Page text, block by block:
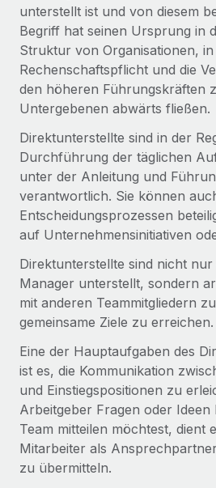
Globales Onboarding und
Freelancer:innen
PEO
Auslagern von komplexen HR-
INFRASTRUKTUR
Remote Embedded
Nahtlose Integration der HR in
Plattform
Integrierte HR-Kernfunktionen
Verknüpfen
Neu
Verknüpfung beliebiger KI-
MCP
Prozessoptimierung mit
Tools
DIENSTLEISTUNGEN
Frag unsere Expert:innen
Hilfe von Expert:innen für
WACHSTUMSPHASE
Startups
Agile HR- und Payroll-
Unternehmen
Mittelstand
Maßgeschneiderte HR-
vergrößern
Enterprise
Globale HR für Konzerne und
PARTNER WERDEN
Strategische
Plattform
Partner werden
Entdecke die Möglichkeiten
Demnächst
Beratung zu Integrationen und
Gesamtbeschäftigungskosten
Honorarzahlungen
Informationen zu möglichen
Abwicklungsfristen für globale
LERNEN MIT REMOTE
Forschung und Leitfäden
Fallstudien
HR-Glossar
Checklisten und Vorlagen
Bibliothek für
Events
Newsroom
Informationen zu Gehältern
Insights Center
Nederlands
Français
Deutsch
Español
Português (Portugal)
日本語
한국어
中文（简体）
Anmelden
unterstellt ist und von diesem
Begriff hat seinen Ursprung in
Struktur von Organisationen, in
Rechenschaftspflicht und die
den höheren Führungskräften
Untergebenen abwärts fließen.
Direktunterstellte sind in der
Durchführung der täglichen
unter der Anleitung und
verantwortlich. Sie können
Entscheidungsprozessen
auf Unternehmensinitiativen
Direktunterstellte sind nicht nur
Manager unterstellt, sondern
mit anderen Teammitgliedern
gemeinsame Ziele zu erreichen.
Eine der Hauptaufgaben des
ist es, die Kommunikation
und Einstiegspositionen zu
Arbeitgeber Fragen oder Ideen
Team mitteilen möchtest, dient
Mitarbeiter als
zu übermitteln.